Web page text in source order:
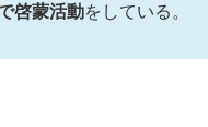
啓蒙活動をしている。